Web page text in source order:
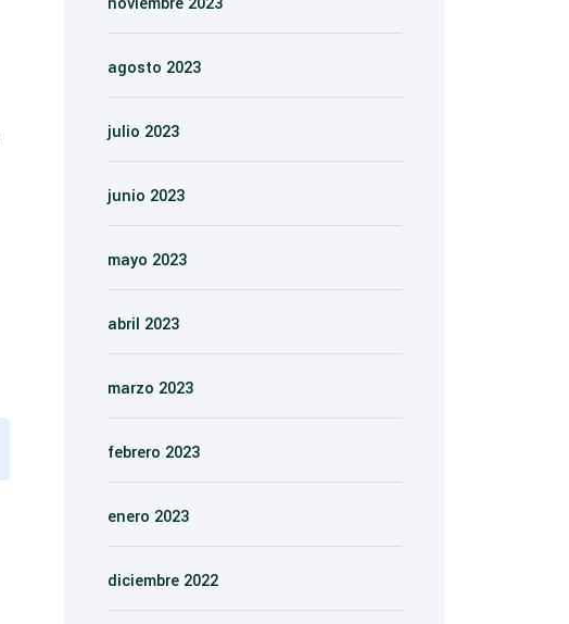
agosto 2023
julio 2023
junio 2023
mayo 2023
abril 2023
marzo 2023
febrero 2023
enero 2023
diciembre 2022